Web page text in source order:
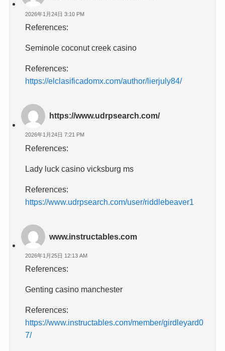
2026年1月24日 3:10 PM
References:
Seminole coconut creek casino
References:
https://elclasificadomx.com/author/lierjuly84/
https://www.udrpsearch.com/
2026年1月24日 7:21 PM
References:
Lady luck casino vicksburg ms
References:
https://www.udrpsearch.com/user/riddlebeaver1
www.instructables.com
2026年1月25日 12:13 AM
References:
Genting casino manchester
References:
https://www.instructables.com/member/girdleyard0
7/